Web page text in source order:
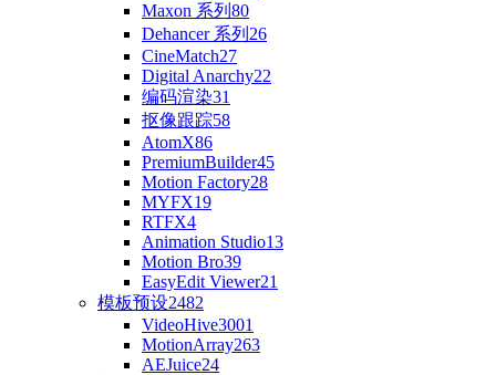
Maxon 系列 80
Dehancer 系列 26
CineMatch27
Digital Anarchy22
编码渲染31
抠像跟踪58
AtomX86
PremiumBuilder45
Motion Factory28
MYFX19
RTFX4
Animation Studio13
Motion Bro39
EasyEdit Viewer21
模板预设2482
VideoHive3001
MotionArray263
AEJuice24